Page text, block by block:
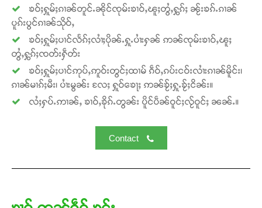
ၶဝ်ႈႁူမ်ႈၵၢၼ်တူင်ႉၼိုင်ၸုမ်းၶၢဝ်ႇၽူႈတွႆႇႁွၵ်ႈ ၼႂ်းၶၵ်ႉၵၢၼ်
ပူၵ်းပွင်ၵၢၼ်သိုဝ်ႇ
ၶဝ်ႈႁူမ်ႈပၢင်လႅၵ်ႈလၢႆႈပိုၼ်ႉႁူႉပၢႆးႁၼ် ဢၼ်ၸုမ်းၶၢဝ်ႇၽူႈ
တွႆႇႁွၵ်ႈၸတ်းႁဵတ်း
ၶဝ်ႈႁူမ်ႈပၢင်ဢုပ်ႇဢူဝ်းတွင်ႈထၢမ် ၵဵဝ်ႇၵပ်းငဝ်းလၢႆးၵၢၼ်မိူင်း၊
ၵၢၼ်မၢၵ်ႈမီး၊ ပၢႆးမွၼ်း လႄႈ ႁူဝ်ၶေႃႈ ဢၼ်ၶႂ်ႈႁူႉၶႂ်ႈငိၼ်း။
လႆႈႁပ်ႉဢၢၼ်ႇ ၶၢဝ်ႇၶိုၵ်ႉတွၼ်း ပိူင်ပဵၼ်ဝူင်ႈလႂ်ဝူင်ႈ ၼၼ်ႉ။
Contact